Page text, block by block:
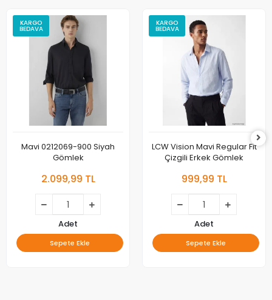
KARGO
BEDAVA
Mavi 0212069-900 Siyah
Gömlek
2.099,99 TL
Adet
Sepete Ekle
KARGO
BEDAVA
LCW Vision Mavi Regular Fit
Çizgili Erkek Gömlek
999,99 TL
Adet
Sepete Ekle